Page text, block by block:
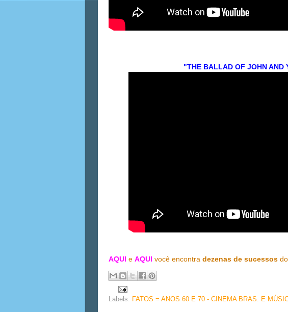
"THE BALLAD OF JOHN
AQUI e AQUI você encontra dezenas de sucessos
Labels: FATOS = ANOS 60 E 70 - CINEMA BRAS. E